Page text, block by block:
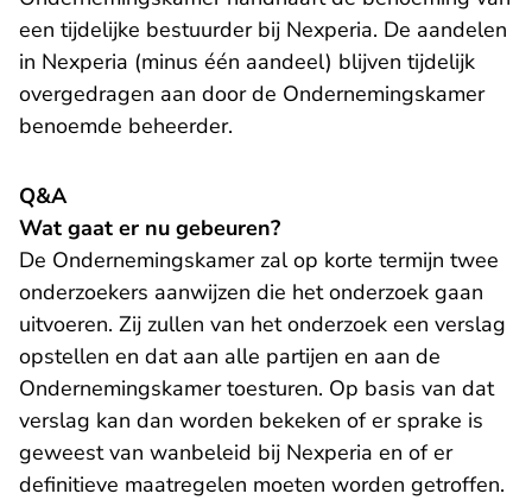
een tijdelijke bestuurder bij Nexperia. De aandelen
in Nexperia (minus één aandeel) blijven tijdelijk
overgedragen aan door de Ondernemingskamer
benoemde beheerder.
Q&A
Wat gaat er nu gebeuren?
De Ondernemingskamer zal op korte termijn twee
onderzoekers aanwijzen die het onderzoek gaan
uitvoeren. Zij zullen van het onderzoek een verslag
opstellen en dat aan alle partijen en aan de
Ondernemingskamer toesturen. Op basis van dat
verslag kan dan worden bekeken of er sprake is
geweest van wanbeleid bij Nexperia en of er
definitieve maatregelen moeten worden getroffen.